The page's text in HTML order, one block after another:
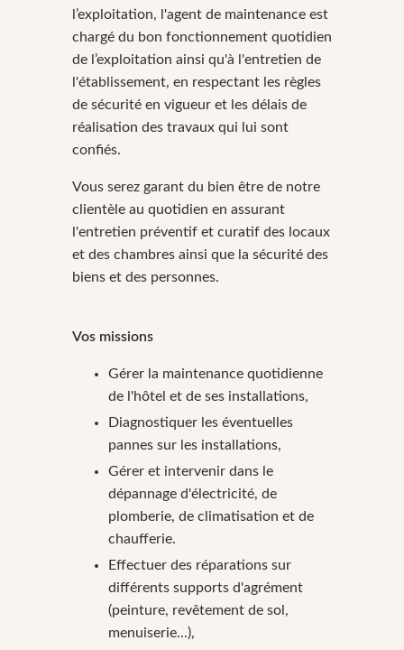
l’exploitation, l'agent de maintenance est
chargé du bon fonctionnement quotidien
de l’exploitation ainsi qu'à l'entretien de
l'établissement, en respectant les règles
de sécurité en vigueur et les délais de
réalisation des travaux qui lui sont
confiés.
Vous serez garant du bien être de notre
clientèle au quotidien en assurant
l'entretien préventif et curatif des locaux
et des chambres ainsi que la sécurité des
biens et des personnes.
Vos missions
Gérer la maintenance quotidienne
de l'hôtel et de ses installations,
Diagnostiquer les éventuelles
pannes sur les installations,
Gérer et intervenir dans le
dépannage d'électricité, de
plomberie, de climatisation et de
chaufferie.
Effectuer des réparations sur
différents supports d'agrément
(peinture, revêtement de sol,
menuiserie...),